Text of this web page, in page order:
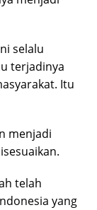
selalu
terjadinya
Itu
menjadi
telah
yang